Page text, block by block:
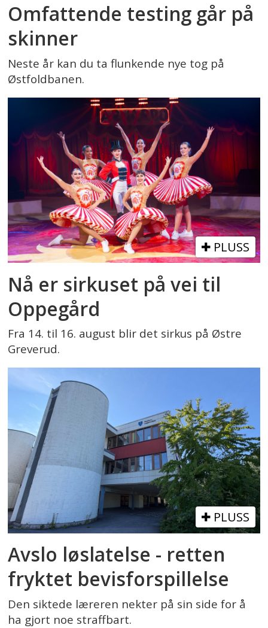
Omfattende testing går på
skinner
Neste år kan du ta flunkende nye tog på
Østfoldbanen.
PLUSS
Nå er sirkuset på vei til
Oppegård
Fra 14. til 16. august blir det sirkus på Østre
Greverud.
PLUSS
Avslo løslatelse - retten
fryktet bevisforspillelse
Den siktede læreren nekter på sin side for å
ha gjort noe straffbart.